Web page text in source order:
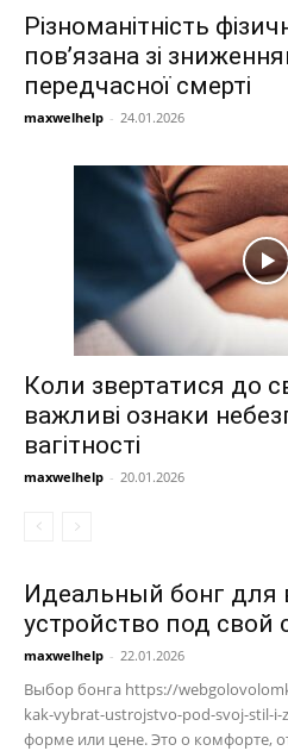
Різноманітність
пов’язана зі
передчасної смерті
maxwelhelp - 24.01.2026
Коли звертатися до
важливі ознаки
вагітності
maxwelhelp - 20.01.2026
Идеальный бонг для
устройство под свой
maxwelhelp - 22.01.2026
Выбор бонга https://
kak-vybrat-ustrojstvo-pod-svoj-stil-i-
форме или цене. Это о комфорте,